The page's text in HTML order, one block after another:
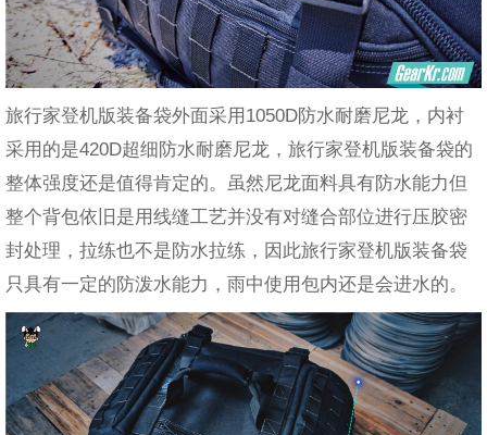
旅行家登机版装备袋外面采用1050D防水耐磨尼龙，内衬
采用的是420D超细防水耐磨尼龙，旅行家登机版装备袋的
整体强度还是值得肯定的。虽然尼龙面料具有防水能力但
整个背包依旧是用线缝工艺并没有对缝合部位进行压胶密
封处理，拉练也不是防水拉练，因此旅行家登机版装备袋
只具有一定的防泼水能力，雨中使用包内还是会进水的。